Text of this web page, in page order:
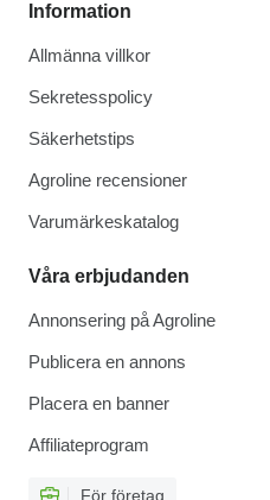
Information
Allmänna villkor
Sekretesspolicy
Säkerhetstips
Agroline recensioner
Varumärkeskatalog
Våra erbjudanden
Annonsering på Agroline
Publicera en annons
Placera en banner
Affiliateprogram
För företag